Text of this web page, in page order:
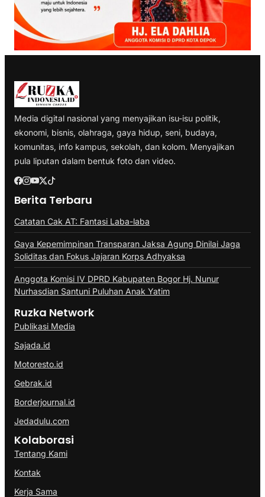
Media digital nasional yang menyajikan isu-isu politik,
ekonomi, bisnis, olahraga, gaya hidup, seni, budaya,
komunitas, info kampus, sekolah, dan kolom. Menyajikan
pula liputan dalam bentuk foto dan video.
Berita Terbaru
Catatan Cak AT: Fantasi Laba-laba
Gaya Kepemimpinan Transparan Jaksa Agung Dinilai Jaga
Soliditas dan Fokus Jajaran Korps Adhyaksa
Anggota Komisi IV DPRD Kabupaten Bogor Hj. Nunur
Nurhasdian Santuni Puluhan Anak Yatim
Ruzka Network
Publikasi Media
Sajada.id
Motoresto.id
Gebrak.id
Borderjournal.id
Jedadulu.com
Kolaborasi
Tentang Kami
Kontak
Kerja Sama